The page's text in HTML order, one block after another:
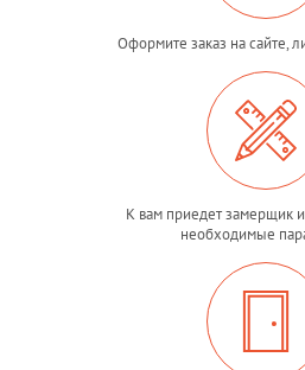
Оформите заказ на сайте,
К вам приедет замерщик и
необходимые